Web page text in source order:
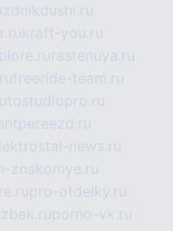
kraft-you.ru
rastenuya.ru
freeride-team.ru
news.ru
znakomye.ru
pro-otdelky.ru
porno-vk.ru